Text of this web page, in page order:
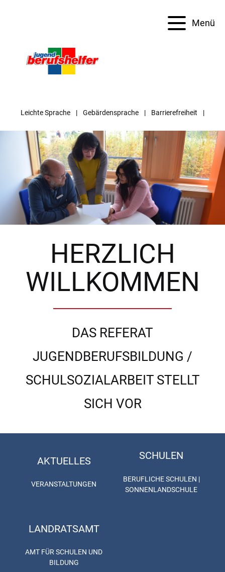
Menü
Leichte Sprache Gebärdensprache Barrierefreiheit
HERZLICH
WILLKOMMEN
DAS REFERAT
JUGENDBERUFSBILDUNG /
SCHULSOZIALARBEIT STELLT
SICH VOR
AKTUELLES
VERANSTALTUNGEN
SCHULEN
BERUFLICHE SCHULEN |
SONNENLANDSCHULE
LANDRATSAMT
AMT FÜR SCHULEN UND
BILDUNG